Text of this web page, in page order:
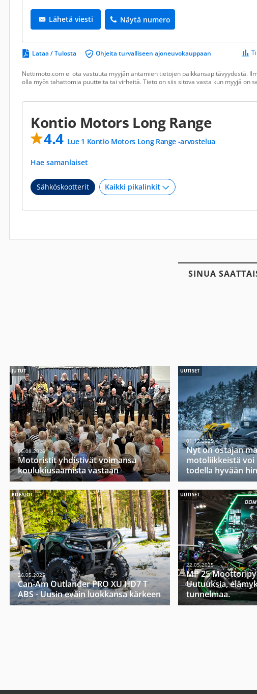
Lähetä viesti Näytä numero
Lataa / Tulosta Ohjeita turvalliseen ajoneuvokauppaan
Nettimoto.com ei ota vastuuta myyjän antamien tietojen paikkansapitävyydestä.
olla myös tahattomia puutteita tai virheitä. Tieto on siis sitova vasta kun myyjä on
Kontio Motors Long Range
4.4 Lue 1 Kontio Motors Long Range -arvostelua
Hae samanlaiset
Sähköskootterit
SINUA
JUTUT
06.08.2026
Motoristit yhdistivät voimansa
koulukiusaamista vastaan
UUTISET
01.12.2025
Nyt on ostajan
motoliikkeistä
todella hyvään
KOEAJOT
26.05.2025
Can-Am Outlander PRO XU HD7 T
ABS - Uusin eväin luokkansa kärkeen
UUTISET
22.05.2025
MP 25
Uutuuksia,
tunnelmaa.